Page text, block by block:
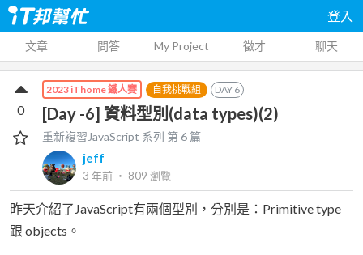
登入
文章 問答 My Project 徵才 聊天
2023 iThome 鐵人賽 自我挑戰組 DAY 6
[Day -6] 資料型別(data types)(2)
重新複習JavaScript 系列 第6 篇
jeff
3 年前 ‧ 809 瀏覽
0
昨天介紹了JavaScript有兩個型別，分別是：Primitive type
跟 objects。